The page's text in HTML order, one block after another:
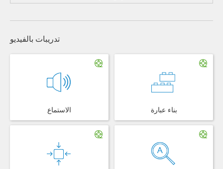
تدريبات بالفيديو
الاستماع بناء عبارة